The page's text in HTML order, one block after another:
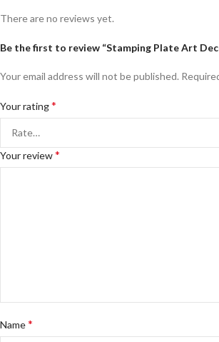
There are no reviews yet.
Be the first to review “Stamping Plate Art
Your email address will not be published.
Your rating*
Your review*
Name*